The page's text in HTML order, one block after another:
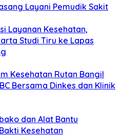
Layani Pemudik Sakit
Layanan Kesehatan,
Studi Tiru ke Lapas
Kesehatan Rutan Bangil
Bersama Dinkes dan Klinik
dan Alat Bantu
Kesehatan